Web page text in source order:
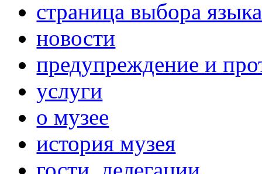
страница выбора языка
новости
предупреждение и
услуги
о музее
история музея